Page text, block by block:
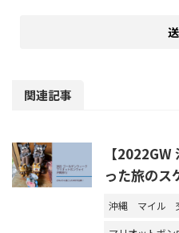
関連記事
【
った旅のス
沖縄 マイル